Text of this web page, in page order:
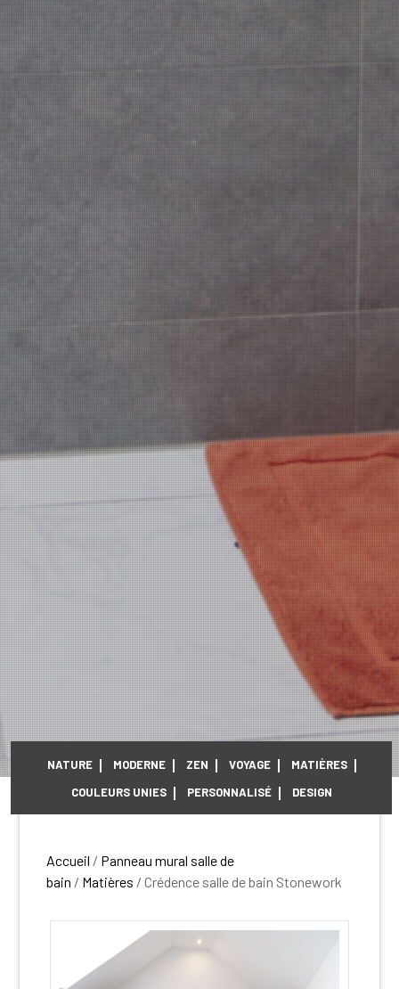
NATURE MODERNE ZEN VOYAGE
MATIÈRES
COULEURS UNIES
PERSONNALISÉ DESIGN
Accueil / Panneau mural salle de
bain / Matières / Crédence salle de bain Stonework